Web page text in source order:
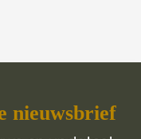
nieuwsbrief